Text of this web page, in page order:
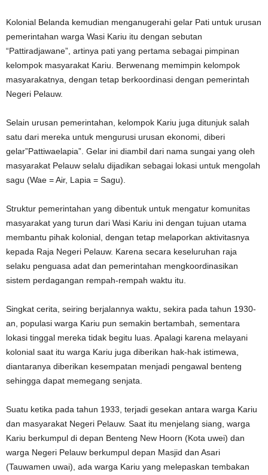
Kolonial Belanda kemudian menganugerahi gelar Pati untuk urusan
pemerintahan warga Wasi Kariu itu dengan sebutan
“Pattiradjawane”, artinya pati yang pertama sebagai pimpinan
kelompok masyarakat Kariu. Berwenang memimpin kelompok
masyarakatnya, dengan tetap berkoordinasi dengan pemerintah
Negeri Pelauw.
Selain urusan pemerintahan, kelompok Kariu juga ditunjuk salah
satu dari mereka untuk mengurusi urusan ekonomi, diberi
gelar”Pattiwaelapia”. Gelar ini diambil dari nama sungai yang oleh
masyarakat Pelauw selalu dijadikan sebagai lokasi untuk mengolah
sagu (Wae = Air, Lapia = Sagu).
Struktur pemerintahan yang dibentuk untuk mengatur komunitas
masyarakat yang turun dari Wasi Kariu ini dengan tujuan utama
membantu pihak kolonial, dengan tetap melaporkan aktivitasnya
kepada Raja Negeri Pelauw. Karena secara keseluruhan raja
selaku penguasa adat dan pemerintahan mengkoordinasikan
sistem perdagangan rempah-rempah waktu itu.
Singkat cerita, seiring berjalannya waktu, sekira pada tahun 1930-
an, populasi warga Kariu pun semakin bertambah, sementara
lokasi tinggal mereka tidak begitu luas. Apalagi karena melayani
kolonial saat itu warga Kariu juga diberikan hak-hak istimewa,
diantaranya diberikan kesempatan menjadi pengawal benteng
sehingga dapat memegang senjata.
Suatu ketika pada tahun 1933, terjadi gesekan antara warga Kariu
dan masyarakat Negeri Pelauw. Saat itu menjelang siang, warga
Kariu berkumpul di depan Benteng New Hoorn (Kota uwei) dan
warga Negeri Pelauw berkumpul depan Masjid dan Asari
(Tauwamen uwai), ada warga Kariu yang melepaskan tembakan